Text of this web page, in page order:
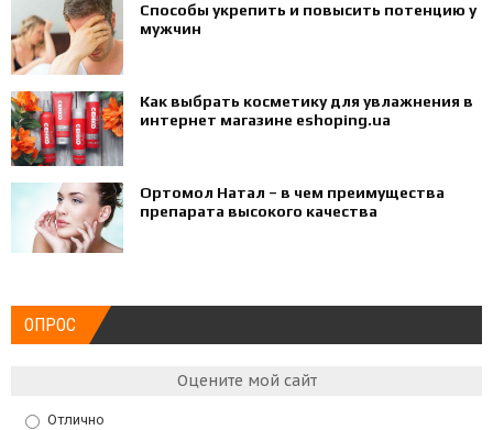
Способы укрепить и повысить потенцию у
мужчин
Как выбрать косметику для увлажнения в
интернет магазине eshoping.ua
Ортомол Натал – в чем преимущества
препарата высокого качества
ОПРОС
Оцените мой сайт
Отлично